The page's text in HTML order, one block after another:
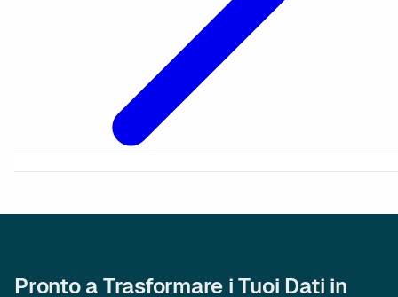
Pronto a Trasformare i Tuoi Dati in